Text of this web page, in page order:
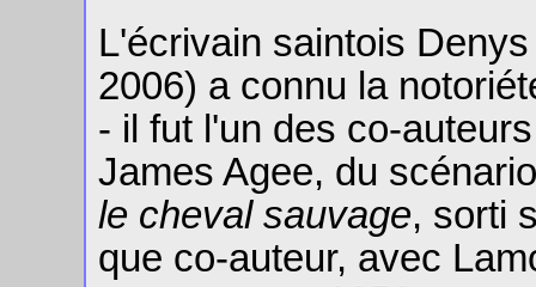
L'écrivain saintois
2006) a connu la
- il fut l'un des co-
James Agee, du
le cheval sauvage, sorti
que co-auteur, avec